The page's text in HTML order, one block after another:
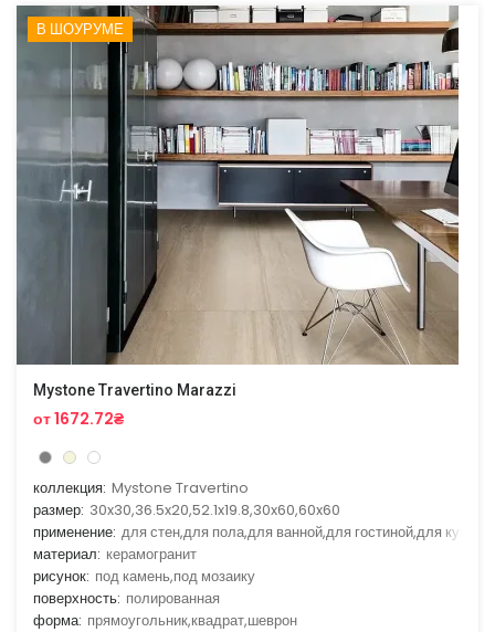
В ШОУРУМЕ
Mystone Travertino Marazzi
от 1672.72₴
коллекция: Mystone Travertino
размер: 30x30,36.5x20,52.1x19.8,30x60,60x60
применение: для стен,для пола,для ванной,для гостиной,для кухни
материал: керамогранит
рисунок: под камень,под мозаику
поверхность: полированная
форма: прямоугольник,квадрат,шеврон